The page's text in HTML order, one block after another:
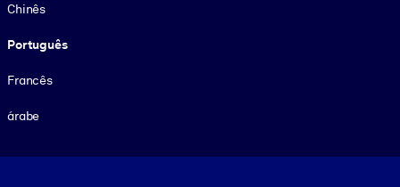
Chinês
Português
Francês
árabe